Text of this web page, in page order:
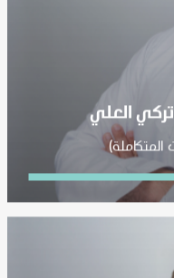
العلي
المتكاملة)